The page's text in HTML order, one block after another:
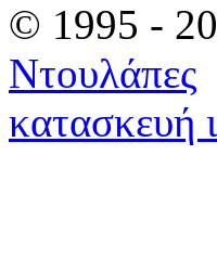
© 1995 -
Ντουλάπες
κατασκευή